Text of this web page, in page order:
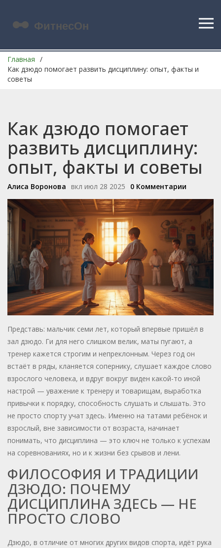
Главная
Как дзюдо помогает развить дисциплину: опыт, факты и
советы
Как дзюдо помогает
развить дисциплину:
опыт, факты и советы
Алиса Воронова вкл июл 28 2025 0 Комментарии
Представь: мальчик семи лет, который впервые пришёл в
зал дзюдо. Ги для него слишком велик, маты пугают, а
тренер кажется строгим и непреклонным. Через год он
встаёт в ряды, кланяется сопернику, слушает каждое слово
взрослого человека, и вдруг вокруг виден какой-то иной
настрой — уважение к тренеру и товарищам, выработка
привычки к порядку, способность слушать и слышать. Это
не просто спорту учат здесь. Именно на татами ребёнок и
взрослый, вне зависимости от возраста, начинает
понимать, что дисциплина — это ключ не только к успехам
на соревнованиях, но и к жизни без срывов и лени.
ФИЛОСОФИЯ И ТРАДИЦИИ
ДЗЮДО: ПОЧЕМУ
ДИСЦИПЛИНА ЗДЕСЬ — НЕ
ПРОСТО СЛОВО
Дзюдо, в отличие от многих других видов спорта, идёт рука